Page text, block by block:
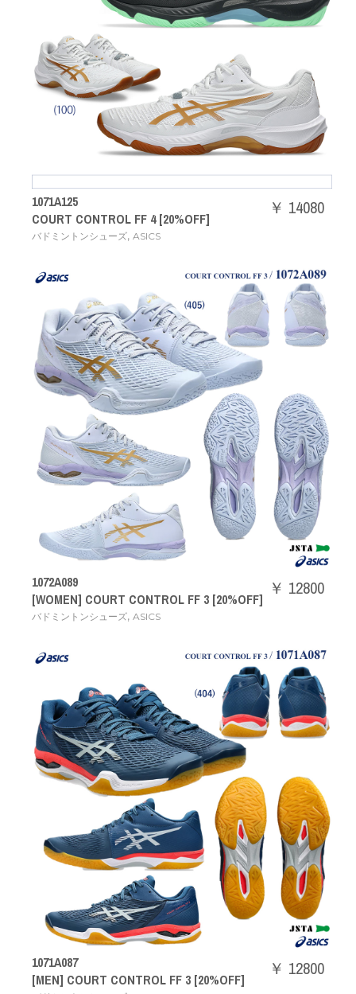
1071A125
COURT CONTROL FF 4 [20%OFF]
バドミントンシューズ, ASICS
￥ 14080
1072A089
[WOMEN] COURT CONTROL FF 3 [20%OFF]
バドミントンシューズ, ASICS
￥ 12800
1071A087
[MEN] COURT CONTROL FF 3 [20%OFF]
￥ 12800